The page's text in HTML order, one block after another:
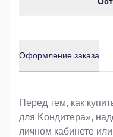
Оформление заказа
Оформление заказа
Перед тем, как
для Koндитeрa»,
личном кабинете